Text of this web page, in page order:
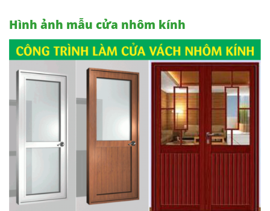
Hình ảnh mẫu cửa nhôm kính